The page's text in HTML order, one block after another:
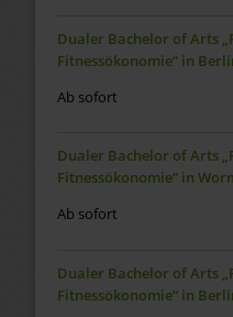
Dualer Bachelor of Arts
Fitnessökonomie“ in
Ab sofort
Dualer Bachelor of Arts
Fitnessökonomie“ in
Ab sofort
Dualer Bachelor of Arts
Fitnessökonomie“ in